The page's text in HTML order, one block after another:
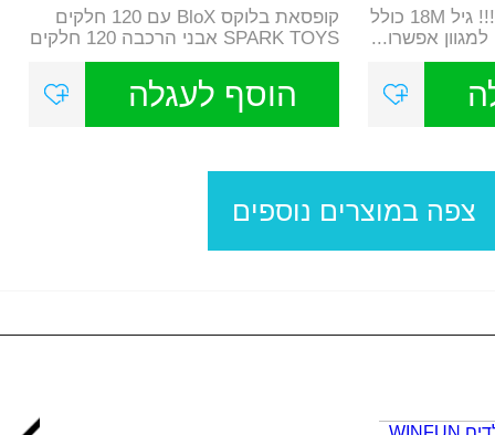
אבני הרכבה 80 חלקים !!! גיל 18M כולל
אפשרו...
קופסאת בלוקס BloX עם 120 חלקים
SPARK TOYS אבני הרכבה 120 חלקים
!!! אר...
הוסף לעגלה
צפה במוצרים נוספים